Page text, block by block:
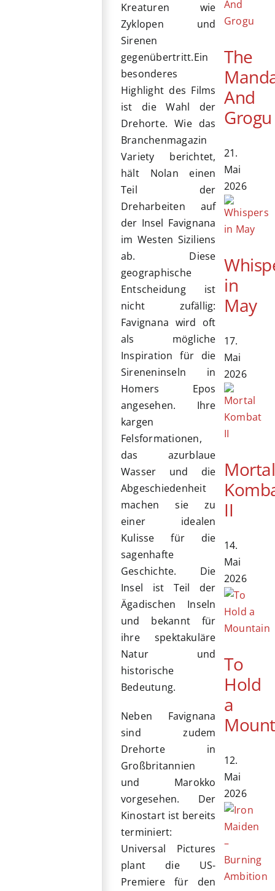
Kreaturen wie
Zyklopen und
Sirenen
gegenübertritt.Ein
besonderes
Highlight des Films
ist die Wahl der
Drehorte. Wie das
Branchenmagazin
Variety berichtet,
hält Nolan einen
Teil der
Dreharbeiten auf
der Insel Favignana
im Westen Siziliens
ab. Diese
geographische
Entscheidung ist
nicht zufällig:
Favignana wird oft
als mögliche
Inspiration für die
Sireneninseln in
Homers Epos
angesehen. Ihre
kargen
Felsformationen,
das azurblaue
Wasser und die
Abgeschiedenheit
machen sie zu
einer idealen
Kulisse für die
sagenhafte
Geschichte. Die
Insel ist Teil der
Ägadischen Inseln
und bekannt für
ihre spektakuläre
Natur und
historische
Bedeutung.
Neben Favignana
sind zudem
Drehorte in
Großbritannien
und Marokko
vorgesehen. Der
Kinostart ist bereits
terminiert:
Universal Pictures
plant die US-
Premiere für den
The
And
Grogu
21.
Mai
2026
in
May
17.
Mai
2026
Mortal
II
14.
Mai
2026
To
Hold
a
12.
Mai
2026